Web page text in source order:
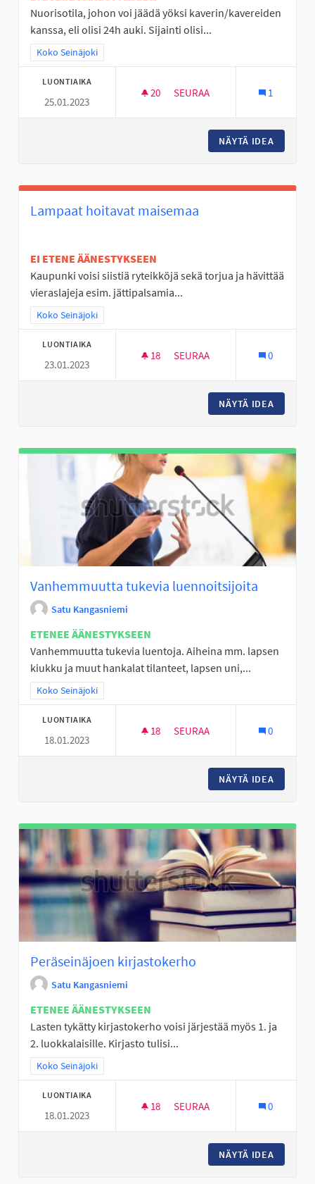
Nuorisotila, johon voi jäädä yöksi kaverin/kavereiden
kanssa, eli olisi 24h auki. Sijainti olisi...
Rajaa tulokset teeman mukaan: Koko Seinäjoki
Koko Seinäjoki
LUONTIAIKA
25.01.2023
20 20 SEURAAJAA
SEURAA 1
NÄYTÄ IDEA
Lampaat hoitavat maisemaa
EI ETENE ÄÄNESTYKSEEN
Kaupunki voisi siistiä ryteikköjä sekä torjua ja hävittää
vieraslajeja esim. jättipalsamia...
Rajaa tulokset teeman mukaan: Koko Seinäjoki
Koko Seinäjoki
LUONTIAIKA
23.01.2023
18 18 SEURAAJAA
SEURAA 0
NÄYTÄ IDEA
Vanhemmuutta tukevia luennoitsijoita
Satu Kangasniemi
ETENEE ÄÄNESTYKSEEN
Vanhemmuutta tukevia luentoja. Aiheina mm. lapsen
kiukku ja muut hankalat tilanteet, lapsen uni,...
Rajaa tulokset teeman mukaan: Koko Seinäjoki
Koko Seinäjoki
LUONTIAIKA
18.01.2023
18 18 SEURAAJAA
SEURAA 0
NÄYTÄ IDEA
Peräseinäjoen kirjastokerho
Satu Kangasniemi
ETENEE ÄÄNESTYKSEEN
Lasten tykätty kirjastokerho voisi järjestää myös 1. ja
2. luokkalaisille. Kirjasto tulisi...
Rajaa tulokset teeman mukaan: Koko Seinäjoki
Koko Seinäjoki
LUONTIAIKA
18.01.2023
18 18 SEURAAJAA
SEURAA 0
NÄYTÄ IDEA